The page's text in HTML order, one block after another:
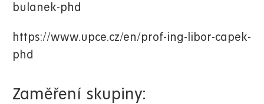
bulanek-phd
https://www.upce.cz/en/prof-ing-libor-capek-
phd
Zaměření skupiny: